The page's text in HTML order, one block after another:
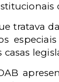
tratava